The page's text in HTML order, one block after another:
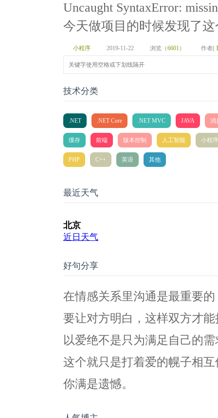
Uncaught SyntaxError:
今天做项目的时候发现了
小程序 2019-11-22 浏览（6601） 作者(
技术分类
.NET .NET Core .NET MVC JAVA 消
缓存 前端 版本控制 人工智能 小程序
PHP C++ 英语 其他
最近天气
好句分享
在情感关系里沟通是最重要
要让对方明白，这样双方才
以爱绝不是只为满足自己的
这个就只是打着爱的幌子相
你满是遗憾。